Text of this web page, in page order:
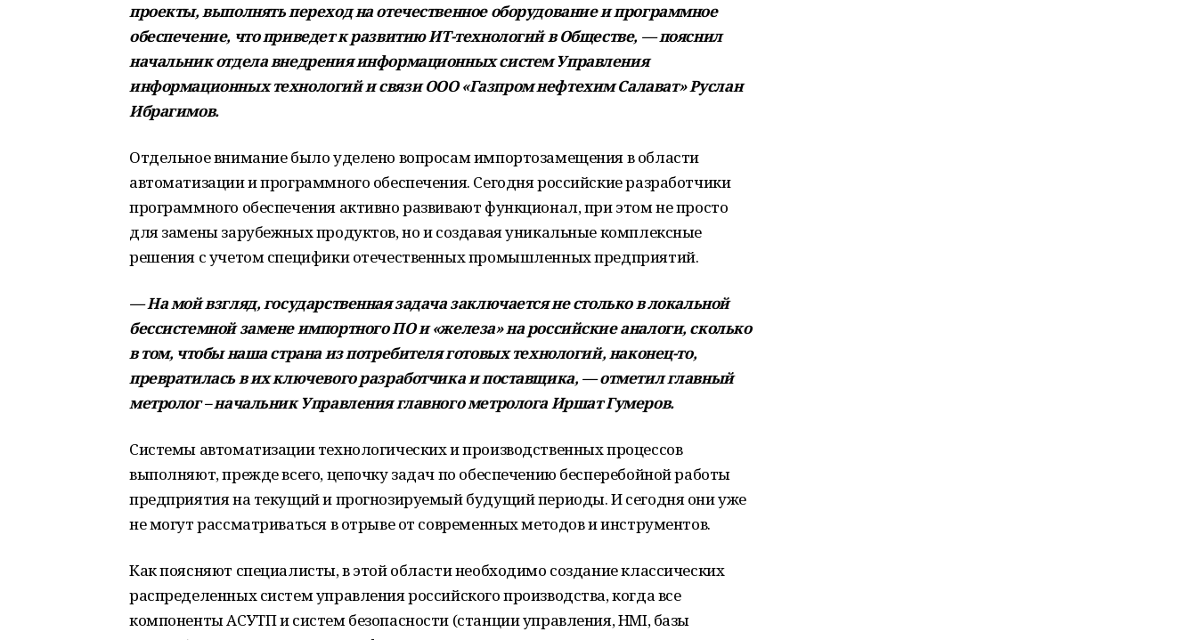
проекты, выполнять переход на отечественное оборудование и программное
обеспечение, что приведет к развитию ИТ-технологий в Обществе, — пояснил
начальник отдела внедрения информационных систем Управления
информационных технологий и связи ООО «Газпром нефтехим Салават» Руслан
Ибрагимов.
Отдельное внимание было уделено вопросам импортозамещения в области
автоматизации и программного обеспечения. Сегодня российские разработчики
программного обеспечения активно развивают функционал, при этом не просто
для замены зарубежных продуктов, но и создавая уникальные комплексные
решения с учетом специфики отечественных промышленных предприятий.
— На мой взгляд, государственная задача заключается не столько в локальной
бессистемной замене импортного ПО и «железа» на российские аналоги, сколько
в том, чтобы наша страна из потребителя готовых технологий, наконец-то,
превратилась в их ключевого разработчика и поставщика, — отметил главный
метролог – начальник Управления главного метролога Иршат Гумеров.
Системы автоматизации технологических и производственных процессов
выполняют, прежде всего, цепочку задач по обеспечению бесперебойной работы
предприятия на текущий и прогнозируемый будущий периоды. И сегодня они уже
не могут рассматриваться в отрыве от современных методов и инструментов.
Как поясняют специалисты, в этой области необходимо создание классических
распределенных систем управления российского производства, когда все
компоненты АСУТП и систем безопасности (станции управления, HMI, базы